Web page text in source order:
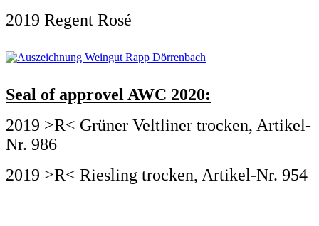
2019 Regent Rosé
Seal of approvel AWC 2020:
2019 >R< Grüner Veltliner trocken, Artikel-
Nr. 986
2019 >R< Riesling trocken, Artikel-Nr. 954